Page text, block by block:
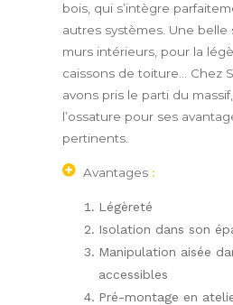
bois, qui s’intègre
autres systèmes. Une
murs intérieurs, pour la
caissons de toiture… Chez
avons pris le parti du
l’ossature pour ses
pertinents.
Avantages :
Légèreté
Isolation dans son
Manipulation aisée
accessibles
Pré-montage en